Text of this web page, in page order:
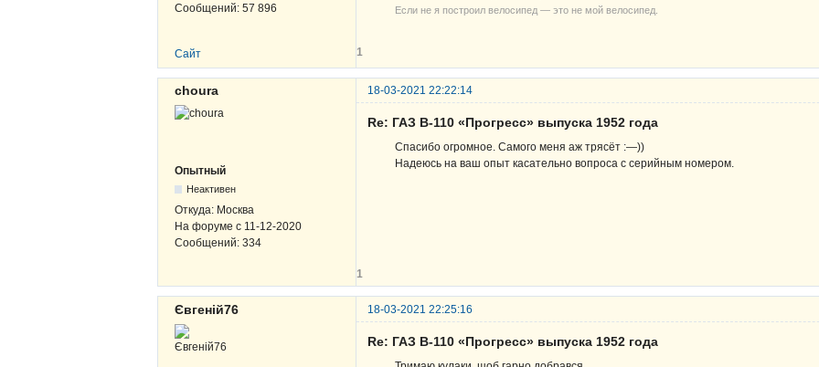
Сообщений: 57 896
Если не я построил велосипед — это не мой велосипед.
Сайт 1
choura 18-03-2021 22:22:14
Опытный
Неактивен
Откуда: Москва
На форуме с 11-12-2020
Сообщений: 334
Re: ГАЗ В-110 «Прогресс» выпуска 1952 года
Спасибо огромное. Самого меня аж трясёт :—))
Надеюсь на ваш опыт касательно вопроса с серийным номером.
1
Євгеній76 18-03-2021 22:25:16
Re: ГАЗ В-110 «Прогресс» выпуска 1952 года